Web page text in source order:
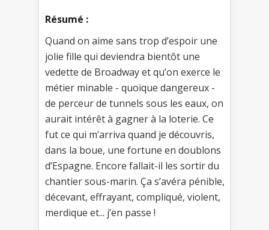
Résumé :
Quand on aime sans trop d’espoir une
jolie fille qui deviendra bientôt une
vedette de Broadway et qu’on exerce le
métier minable - quoique dangereux -
de perceur de tunnels sous les eaux, on
aurait intérêt à gagner à la loterie. Ce
fut ce qui m’arriva quand je découvris,
dans la boue, une fortune en doublons
d’Espagne. Encore fallait-il les sortir du
chantier sous-marin. Ça s’avéra pénible,
décevant, effrayant, compliqué, violent,
merdique et... j’en passe !